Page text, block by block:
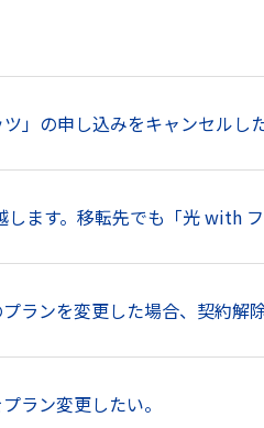
」の申し込みをキャンセルした
ます。移転先でも「光 with
プランを変更した場合、契約解
ラン変更したい。